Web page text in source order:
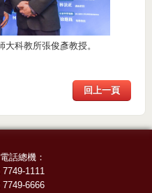
科教所張俊彥教授。
回上一頁
話總機：
7749-1111
7749-6666